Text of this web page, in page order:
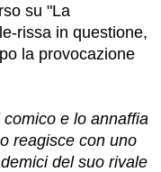
su "La
rissa in questione,
la provocazione
e lo annaffia
reagisce con uno
del suo rivale